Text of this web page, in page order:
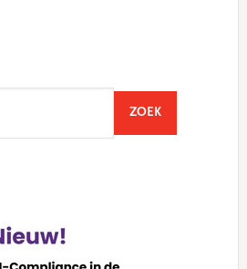
ZOEKSEARCH